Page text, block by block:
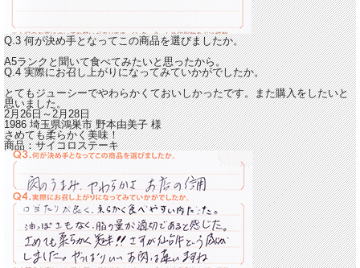
Q.3 何が決め手となってこの商品を選びましたか。
A5ランクと聞いて食べてみたいと思ったから。
Q.4 実際にお召し上がりになってみていかがでしたか。
とてもジューシーでやわらかくておいしかったです。また購入をしたいと
思いました。
2月26日～2月28日
1986 埼玉県鴻巣市野本由美子様
さめても柔らかく美味！
商品：サイコロステーキ